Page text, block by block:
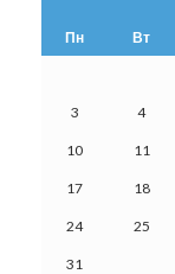
Пн Вт
3 4
10 11
17 18
24 25
31